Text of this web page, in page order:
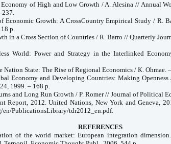
of High and Low Growth / A. Alesina // Annual
237.
Economic Growth: A CrossCountry Empirical Study / R.
p.
in a Cross Section of Countries / R. Barro // Quarterly
World: Power and Strategy in the Interlinked
Nation State: The Rise of Regional Economics / К. Ohmae.
Economy and Developing Countries: Making
1999. – 168 p.
and Long Run Growth / P. Romer // Journal of Political
Report, 2012. United Nations, New York and Geneva,
en/PublicationsLibrary/tdr2012_en.pdf.
REFERENCES
of the world market: European integration